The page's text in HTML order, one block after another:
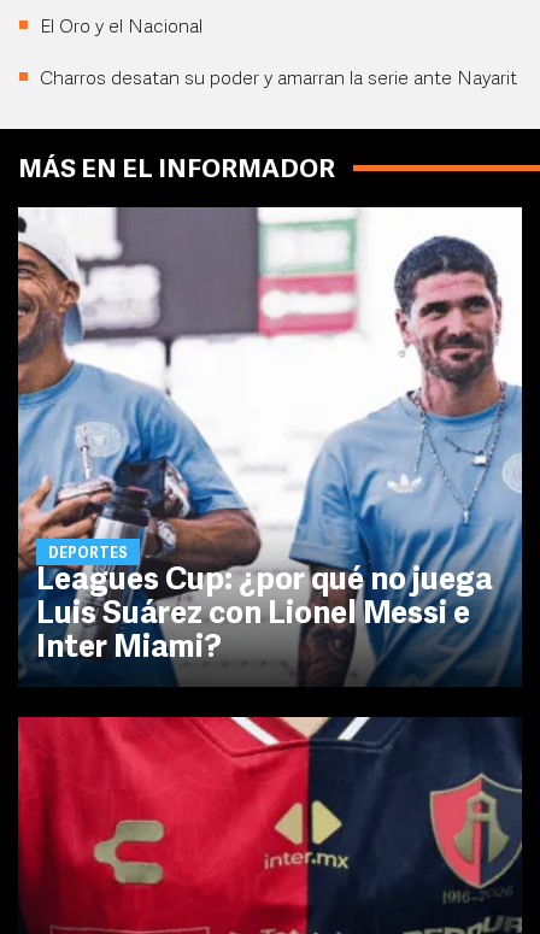
El Oro y el Nacional
Charros desatan su poder y amarran la serie ante Nayarit
MÁS EN EL INFORMADOR
DEPORTES
Leagues Cup: ¿por qué no juega
Luis Suárez con Lionel Messi e
Inter Miami?